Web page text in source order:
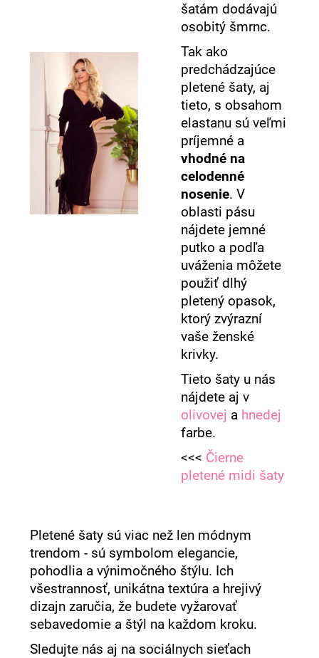
šatám dodávajú
osobitý šmrnc.
Tak ako
predchádzajúce
pletené šaty, aj
tieto, s obsahom
elastanu sú veľmi
príjemné a
vhodné na
celodenné
nosenie. V
oblasti pásu
nájdete jemné
putko a podľa
uváženia môžete
použiť dlhý
pletený opasok,
ktorý zvýrazní
vaše ženské
krivky.
Tieto šaty u nás
nájdete aj v
olivovej a hnedej
farbe.
<<< Čierne
pletené midi šaty
Pletené šaty sú viac než len módnym
trendom - sú symbolom elegancie,
pohodlia a výnimočného štýlu. Ich
všestrannosť, unikátna textúra a hrejivý
dizajn zaručia, že budete vyžarovať
sebavedomie a štýl na každom kroku.
Sledujte nás aj na sociálnych sieťach